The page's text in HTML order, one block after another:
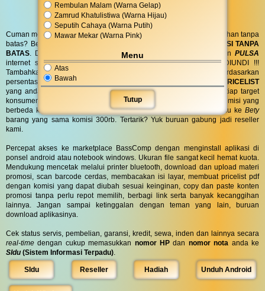
Rembulan Malam (Warna Gelap)
Zamrud Khatulistiwa (Warna Hijau)
Seputih Cahaya (Warna Putih)
Mawar Mekar (Warna Pink)
Menu
Atas
Bawah
Tutup
Cuman modal posting di media sosial bisa dapat penghasilan tambahan tanpa
batas? Bergabung menjadi
KOMISI TANPA
BATAS. Dapatkan BINGKISAN PARCELdi hari spesial anda danPULSA
internet sertaPONSEL 8GBuntuk anda ! GRATIS !! TANPA DIUNDI !!!
Tambahkan komisi sebanyak yang anda inginkan atau berdasarkan
persentase lalu biarkan sistem kami yang bekerja untuk anda.
PRICELIST
yang anda bagikan bisa
KUSTOMpilih kata dan warna untuk setiap target
konsumen anda. Bahkan barang yang sama dapat dijual dengan komisi yang
berbeda ke orang yang berbeda, misal keAgnes komisi 200rb lalu ke Bety
barang yang sama komisi 300rb. Tertarik? Yuk buruan gabung jadi reseller
kami.
Percepat akses ke marketplace BassComp dengan menginstall aplikasi di
ponsel android atau notebook windows. Ukuran file sangat kecil hemat kuota.
Mendukung mencetak melalui printer bluetooth, download dan upload materi
promosi, scan barcode cerdas, membacakan isi layar, membuat pricelist pdf
dengan komisi yang dapat diubah sesuai keinginan, copy dan paste konten
promosi tanpa perlu repot memilih, berbagi link serta banyak kecanggihan
lainnya. Jangan sampai ketinggalan dengan teman yang lain, buruan
download aplikasinya.
Cek status servis, pembelian, garansi, kredit, sewa, inden dan lainnya secara
real-time dengan cukup memasukkan nomor HP dan nomor nota anda ke
SIdu (Sistem Informasi Terpadu).
SIdu Reseller Hadiah Unduh Android